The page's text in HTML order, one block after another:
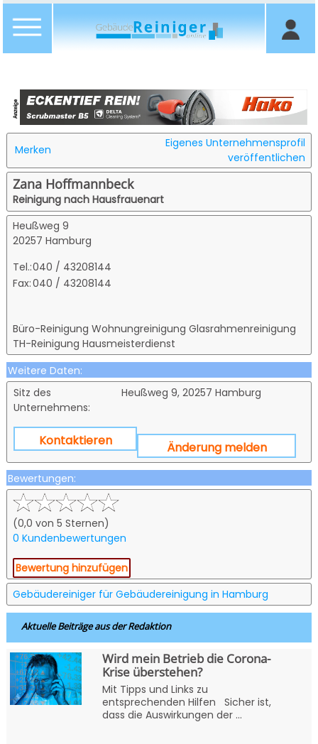
Merken
Eigenes Unternehmensprofil
veröffentlichen
Zana Hoffmannbeck
Reinigung nach Hausfrauenart
Heußweg 9
20257 Hamburg
Tel.:040 / 43208144
Fax:040 / 43208144
Büro-Reinigung Wohnungreinigung Glasrahmenreinigung
TH-Reinigung Hausmeisterdienst
Weitere Daten:
Sitz des
Unternehmens:
Heußweg 9, 20257 Hamburg
Kontaktieren Änderung melden
Bewertungen:
(0,0 von 5 Sternen)
0 Kundenbewertungen
Bewertung hinzufügen
Gebäudereiniger für Gebäudereinigung in Hamburg
Aktuelle Beiträge aus der Redaktion
Wird mein Betrieb die Corona-
Krise überstehen?
Mit Tipps und Links zu
entsprechenden Hilfen Sicher ist,
dass die Auswirkungen der ...